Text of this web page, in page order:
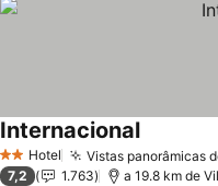
2 Estrelas
Hotel Vistas panorâmicas
InternacionalVer preços
7,2 1.763 a 19.8 km de